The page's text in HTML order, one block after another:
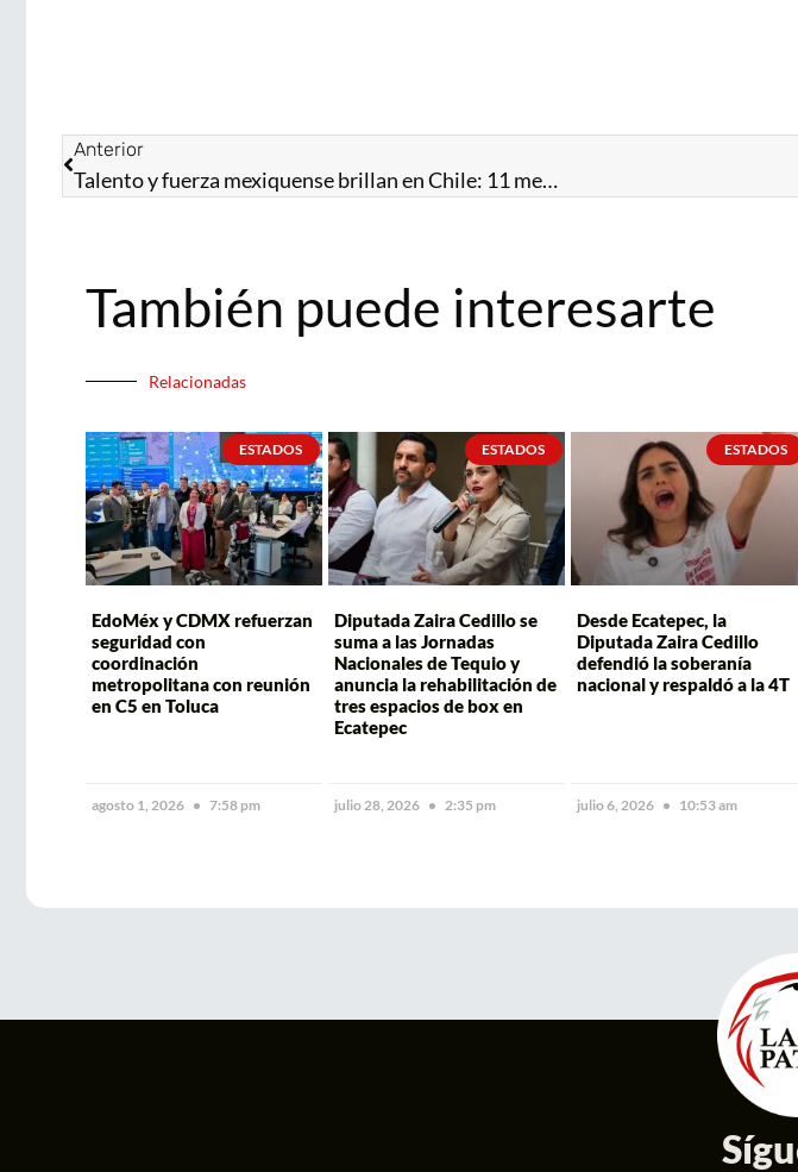
Anterior
Talento y fuerza mexiquense brillan en Chile: 11 medallas en los Parapanamericanos Juveniles
También puede interesarte
Relacionadas
ESTADOS
EdoMéx y CDMX refuerzan
seguridad con
coordinación
metropolitana con reunión
en C5 en Toluca
agosto 1, 2026 7:58 pm
ESTADOS
Diputada Zaira Cedillo se
suma a las Jornadas
Nacionales de Tequio y
anuncia la rehabilitación de
tres espacios de box en
Ecatepec
julio 28, 2026 2:35 pm
ESTADOS
Desde Ecatepec, la
Diputada Zaira Cedillo
defendió la soberanía
nacional y respaldó a la 4T
julio 6, 2026 10:53 am